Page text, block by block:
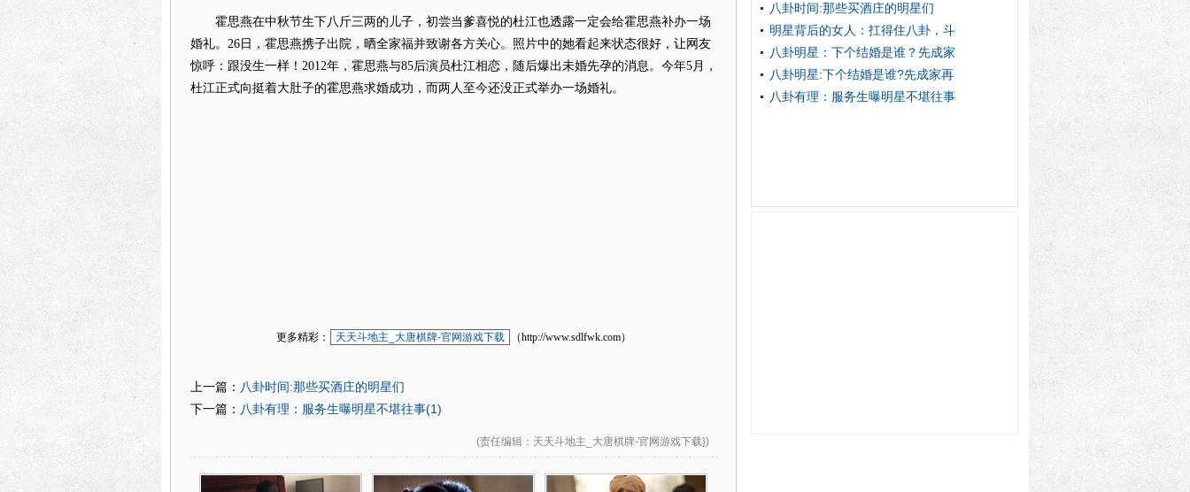
霍思燕在中秋节生下八斤三两的儿子，初尝当爹喜悦的杜江也透露一定会给霍思燕补办一场
婚礼。26日，霍思燕携子出院，晒全家福并致谢各方关心。照片中的她看起来状态很好，让网友
惊呼：跟没生一样！2012年，霍思燕与85后演员杜江相恋，随后爆出未婚先孕的消息。今年5月，
杜江正式向挺着大肚子的霍思燕求婚成功，而两人至今还没正式举办一场婚礼。
更多精彩： 天天斗地主_大唐棋牌-官网游戏下载 （http://www.sdlfwk.com）
上一篇： 八卦时间:那些买酒庄的明星们
下一篇： 八卦有理：服务生曝明星不堪往事(1)
(责任编辑 ：天天斗地主_大唐棋牌-官网游戏下载})
八卦时间:那些买酒庄的明星们
明星背后的女人：扛得住八卦，斗
八卦明星：下个结婚是谁？先成家
八卦明星:下个结婚是谁?先成家再
八卦有理：服务生曝明星不堪往事